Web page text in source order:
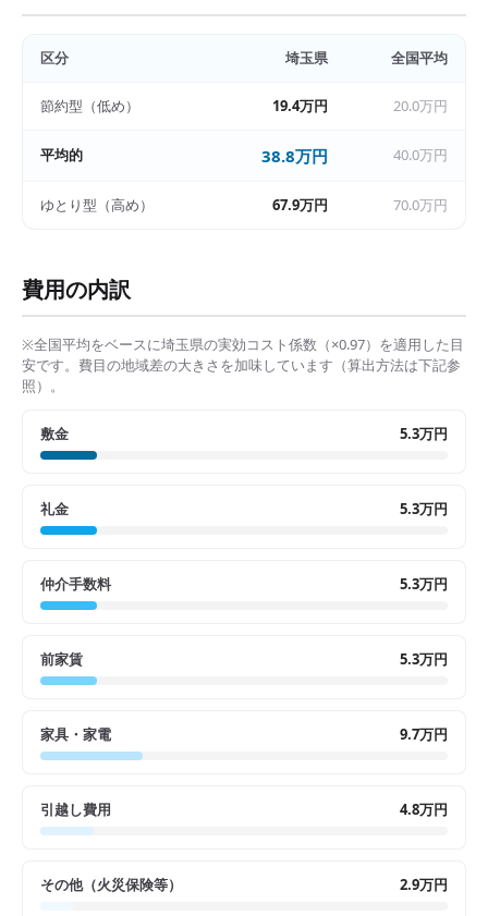
区分 埼玉県 全国平均
節約型（低め） 19.4万円 20.0万円
平均的 38.8万円 40.0万円
ゆとり型（高め） 67.9万円 70.0万円
費用の内訳
※全国平均をベースに埼玉県の実効コスト係数（×0.97）を適用した目
安です。費目の地域差の大きさを加味しています（算出方法は下記参
照）。
敷金 5.3万円
礼金 5.3万円
仲介手数料 5.3万円
前家賃 5.3万円
家具・家電 9.7万円
引越し費用 4.8万円
その他（火災保険等） 2.9万円